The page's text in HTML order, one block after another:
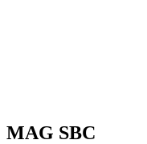
MAG SBC